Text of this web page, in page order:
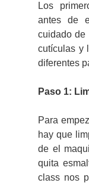
Los
antes de
cuidado de
cutículas y
diferentes
Paso 1:
Para
hay que
de el
quita
class nos